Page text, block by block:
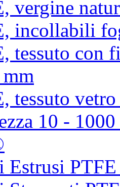
vergine
incollabili
tessuto con
tessuto
10 -
Estrusi